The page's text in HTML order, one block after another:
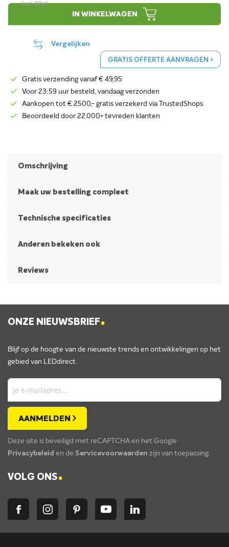
IN WINKELWAGEN
Vergelijken
GRATIS OFFERTE AANVRAGEN >
Gratis verzending vanaf € 49,95
Voor 23:59 uur besteld, vandaag verzonden
Aankopen tot € 2500,- gratis verzekerd via TrustedShops
Beoordeeld door 22.000+ tevreden klanten
Omschrijving
Maak uw bestelling compleet
Technische specificaties
Anderen bekeken ook
Reviews
ONZE NIEUWSBRIEF.
Blijf op de hoogte van de nieuwste trends en ontwikkelingen op het
gebied van LEDdirect.
AANMELDEN
Deze site is beveiligd met reCAPTCHA en het Google
Privacybeleid en de Servicevoorwaarden zijn van toepassing.
VOLG ONS.